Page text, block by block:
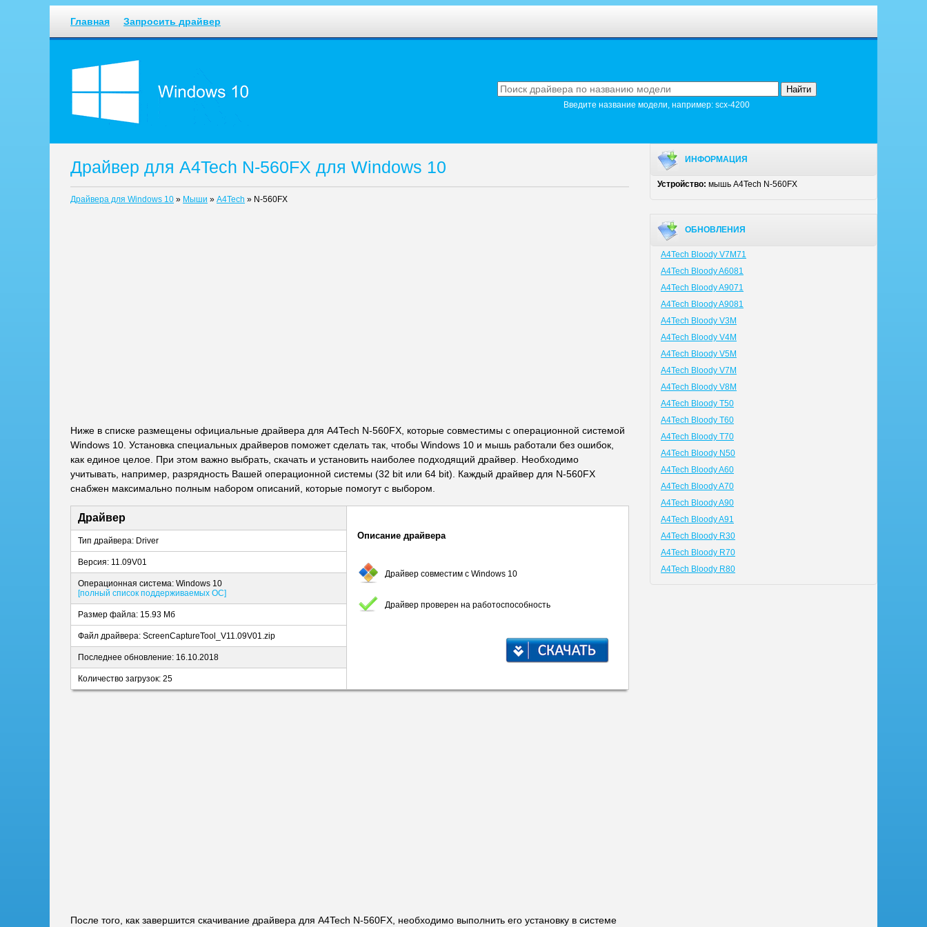
Главная Запросить драйвер
Введите название модели, например: scx-4200
Драйвер для A4Tech N-560FX для Windows 10
Драйвера для Windows 10 » Мыши » A4Tech » N-560FX
Ниже в списке размещены официальные драйвера для A4Tech N-560FX, которые совместимы с операционной системой
Windows 10. Установка специальных драйверов поможет сделать так, чтобы Windows 10 и мышь работали без ошибок,
как единое целое. При этом важно выбрать, скачать и установить наиболее подходящий драйвер. Необходимо
учитывать, например, разрядность Вашей операционной системы (32 bit или 64 bit). Каждый драйвер для N-560FX
снабжен максимально полным набором описаний, которые помогут с выбором.
Драйвер
Тип драйвера: Driver
Версия: 11.09V01
Операционная система: Windows 10
[полный список поддерживаемых ОС]
Размер файла: 15.93 Мб
Файл драйвера: ScreenCaptureTool_V11.09V01.zip
Последнее обновление: 16.10.2018
Количество загрузок: 25
Описание драйвера
Драйвер совместим с Windows 10
Драйвер проверен на работоспособность
После того, как завершится скачивание драйвера для A4Tech N-560FX, необходимо выполнить его установку в системе
ИНФОРМАЦИЯ
Устройство: мышь A4Tech N-560FX
ОБНОВЛЕНИЯ
A4Tech Bloody V7M71
A4Tech Bloody A6081
A4Tech Bloody A9071
A4Tech Bloody A9081
A4Tech Bloody V3M
A4Tech Bloody V4M
A4Tech Bloody V5M
A4Tech Bloody V7M
A4Tech Bloody V8M
A4Tech Bloody T50
A4Tech Bloody T60
A4Tech Bloody T70
A4Tech Bloody N50
A4Tech Bloody A60
A4Tech Bloody A70
A4Tech Bloody A90
A4Tech Bloody A91
A4Tech Bloody R30
A4Tech Bloody R70
A4Tech Bloody R80